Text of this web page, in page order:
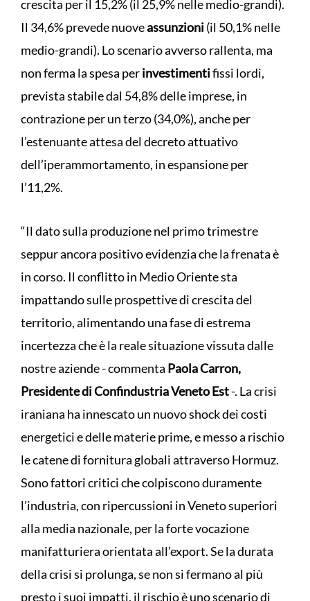
crescita per il 15,2% (il 25,9% nelle medio-grandi).
Il 34,6% prevede nuoveassunzioni(il 50,1% nelle
medio-grandi). Lo scenario avverso rallenta, ma
non ferma la spesa perinvestimentifissi lordi,
prevista stabile dal 54,8% delle imprese, in
contrazione per un terzo (34,0%), anche per
l’estenuante attesa del decreto attuativo
dell’iperammortamento, in espansione per
l’11,2%.
“Il dato sulla produzione nel primo trimestre
seppur ancora positivo evidenzia che la frenata è
in corso. Il conflitto in Medio Oriente sta
impattando sulle prospettive di crescita del
territorio, alimentando una fase di estrema
incertezza che è la reale situazione vissuta dalle
nostre aziende - commenta Paola Carron,
Presidente di Confindustria Veneto Est-. La crisi
iraniana ha innescato un nuovo shock dei costi
energetici e delle materie prime, e messo a rischio
le catene di fornitura globali attraverso Hormuz.
Sono fattori critici che colpiscono duramente
l’industria, con ripercussioni in Veneto superiori
alla media nazionale, per la forte vocazione
manifatturiera orientata all’export. Se la durata
della crisi si prolunga, se non si fermano al più
presto i suoi impatti, il rischio è uno scenario di